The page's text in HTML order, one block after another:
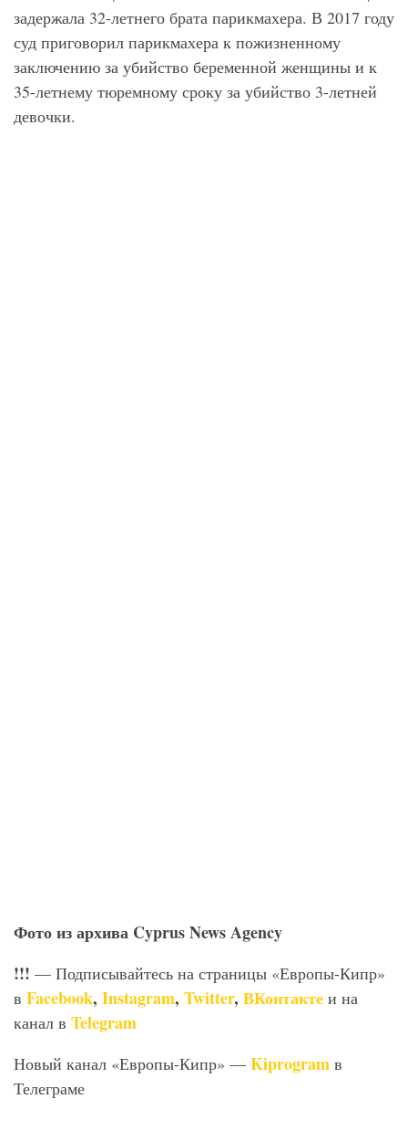
задержала 32-летнего брата парикмахера. В 2017 году
суд приговорил парикмахера к пожизненному
заключению за убийство беременной женщины и к
35-летнему тюремному сроку за убийство 3-летней
девочки.
Фотоизархива Cyprus News Agency
!!! — Подписывайтесь на страницы «Европы-Кипр»
в Facebook, Instagram, Twitter, ВКонтакте и на
канал в Telegram
Новый канал «Европы-Кипр» — Kiprogram в
Телеграме